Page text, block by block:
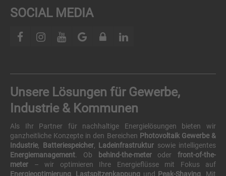
SOCIAL MEDIA
Unsere Lösungen für Gewerbe,
Industrie & Kommunen
Als Ihr Partner für nachhaltige Energielösungen bieten wir
ganzheitliche Konzepte in den Bereichen Photovoltaik Gewerbe &
Industrie, Batteriespeicher, Ladeinfrastruktur sowie intelligentes
Energiemanagement. Ob behind-the-meteroder front-of-the-
meter – wir optimieren Ihre Energieflüsse mit Fokus auf